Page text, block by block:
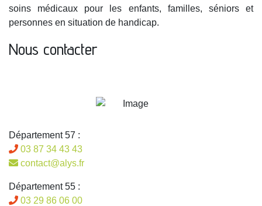
soins médicaux pour les enfants, familles, séniors et
personnes en situation de handicap.
Nous contacter
Département 57 :
03 87 34 43 43
contact@alys.fr
Département 55 :
03 29 86 06 00